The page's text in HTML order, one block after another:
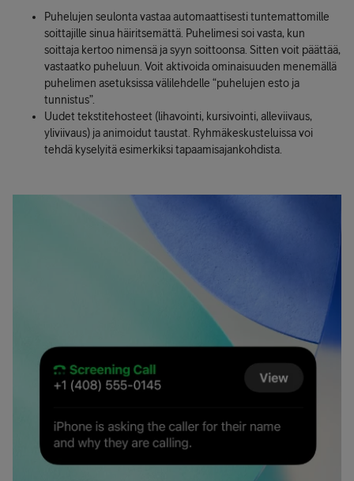
Puhelujen seulonta vastaa automaattisesti tuntemattomille
soittajille sinua häiritsemättä. Puhelimesi soi vasta, kun
soittaja kertoo nimensä ja syyn soittoonsa. Sitten voit päättää,
vastaatko puheluun. Voit aktivoida ominaisuuden menemällä
puhelimen asetuksissa välilehdelle “puhelujen esto ja
tunnistus”.
Uudet tekstitehosteet (lihavointi, kursivointi, alleviivaus,
yliviivaus) ja animoidut taustat. Ryhmäkeskusteluissa voi
tehdä kyselyitä esimerkiksi tapaamisajankohdista.